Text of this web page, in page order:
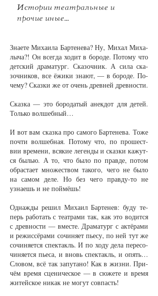
Истории театральные и
прочие иные…
Зна­е­те Ми­ха­и­ла Бар­те­не­ва? Ну, Ми­хал Ми­ха­
лы­ча?! Он всег­да хо­дит в бо­ро­де. По­то­му что
дет­ский дра­ма­тург. Ска­зоч­ник. А си­ла ска­
зоч­ни­ков, все ёжи­ки зна­ют, — в бо­ро­де. По­
че­му? Сказ­ки же от очень древ­ней древ­нос­ти.
Сказ­ка — это бо­ро­да­тый анек­дот для де­тей.
Толь­ко вол­шеб­ный…
И вот вам сказ­ка про са­мо­го Бар­те­не­ва. То­же
поч­ти вол­шеб­ная. По­то­му что, по про­шест­
вии вре­ме­ни, вся­кие ле­ген­ды и сказ­ки ка­жут­
ся былью. А то, что бы­ло по прав­де, по­том
об­рас­та­ет мно­жест­вом та­ко­го, че­го не бы­ло
на са­мом де­ле. Но без че­го прав­ду-то не
узна­ешь и не пой­мёшь!
Од­наж­ды ре­шил Ми­ха­ил Бар­те­нев: бу­ду те­
перь ра­бо­тать с те­ат­ра­ми так, как это во­дит­ся
с древ­нос­ти — вмес­те. Дра­ма­тург с ак­тёра­ми
и ре­жис­сёра­ми со­чи­ня­ет пье­су, по ней тут же
со­чи­ня­ет­ся спек­такль. И по хо­ду де­ла пе­ре­со­
чи­ня­ет­ся пье­са, и вновь спек­такль, и опять…
Сло­вом, всё так за­пу­та­но! Как в жиз­ни. При­
чём вре­мя сце­ни­чес­кое — в сю­же­те и вре­мя
жи­тей­ское ни­как не мо­гут со­впасть!